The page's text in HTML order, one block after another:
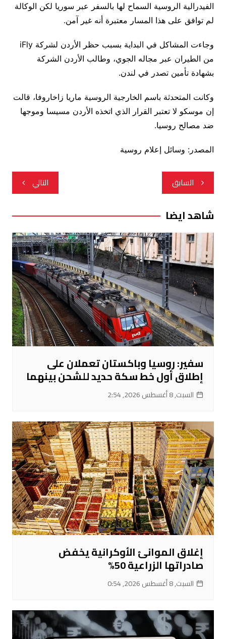
الفيدرالية الروسية السماح لها بالسفر عبر سوريا لكن الوكالة
لم توافق على هذا المسار معتبرة أنه غير آمن.
وجاءت المشاكل في البداية بسبب حظر الأردن لشركة iFly
من الطيران عبر مجاله الجوي، وطالب الأردن الشركة
بشهادة تأمين تصدر في لندن.
وكانت المتحدثة باسم الخارجية الروسية ماريا زاخاروفا، قالت
إن موسكو لا تعتبر القرار الذي اتخذه الأردن مسيسا وموجها
ضد مصالح روسيا.
المصدر: وسائل إعلام روسية
تصفّح
المقالات
السابق التالي
شاهد ايضا
سفير: روسيا وباكستان تعملان على
إطلاق أول خط سكة حديد للشحن بينهما
السبت, 8 أغسطس 2026, 2:54
إغلاق الموانئ الأوكرانية يخفض
صادراتها الزراعية 50%
السبت, 8 أغسطس 2026, 0:54